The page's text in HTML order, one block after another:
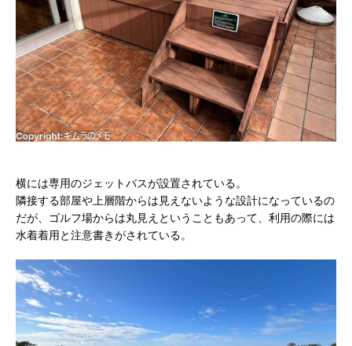
横には専用のジェットバスが設置されている。
隣接する部屋や上層階からは見えないような設計になっているの
だが、ゴルフ場からは丸見えということもあって、利用の際には
水着着用と注意書きがされている。